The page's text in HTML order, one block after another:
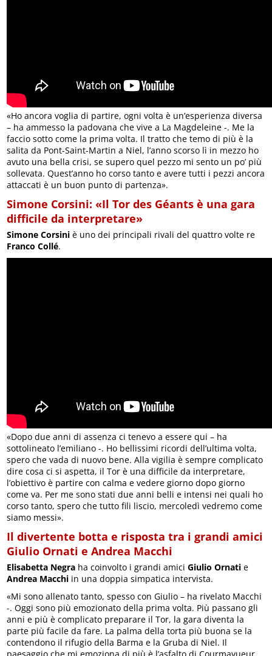
«Ho ancora voglia di partire, ogni volta è un’esperienza diversa
– ha ammesso la padovana che vive a La Magdeleine -. Me la
faccio sotto come la prima volta. Il tratto che temo di più è la
salita da Pont-Saint-Martin a Niel, l’anno scorso lì in mezzo ho
avuto una bella crisi, se supero quel pezzo mi sento un po’ più
sollevata. Quest’anno ho corso tanto e avere tutti i pezzi ancora
attaccati è un buon punto di partenza».
Simone Corsini: «Il Tor des Géants è una gara
difficile da interpretare»
Simone Corsini è uno dei principali rivali del quattro volte re
Franco Collé.
«Dopo due anni di assenza ci tenevo a essere qui – ha
sottolineato l’emiliano -. Ho bellissimi ricordi dell’ultima volta,
spero che vada di nuovo bene. Alla vigilia è sempre complicato
dire cosa ci si aspetta, il Tor è una difficile da interpretare,
l’obiettivo è partire con calma e vedere giorno dopo giorno
come va. Per me sono stati due anni belli e intensi nei quali ho
corso tanto, spero che tutto fili liscio, mercoledì vedremo come
siamo messi».
Il divertente botta e risposta tra i grandi amici
Giulio Ornati e Andrea Macchi
Elisabetta Negra ha coinvolto i grandi amiciGiulio Ornati e
Andrea Macchi in una doppia simpatica intervista.
«Mi sono allenato tanto, spesso con Giulio – ha rivelato Macchi
-. Oggi sono più emozionato della prima volta. Più passano gli
anni e più è complicato preparare il Tor, la gara diventa la
parte più facile da fare. La palma della torta più buona se la
contendono il rifugio della Barma e la Gruba di Niel. Il